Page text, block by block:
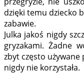
dzięki temu dziecko
zabawie.
Julka jakoś nigdy
gryzakami. Żadne
zbyt często używane
nigdy nie korzystała.